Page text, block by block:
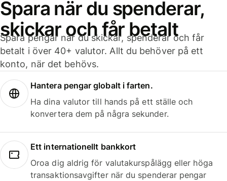
Spara när du spenderar,
skickar och får betalt
Spara pengar när du skickar, spenderar och får
betalt i över 40+ valutor. Allt du behöver på ett
konto, när det behövs.
Hantera pengar globalt i farten.
Ha dina valutor till hands på ett ställe och
konvertera dem på några sekunder.
Ett internationellt bankkort
Oroa dig aldrig för valutakurspålägg eller höga
transaktionsavgifter när du spenderar pengar